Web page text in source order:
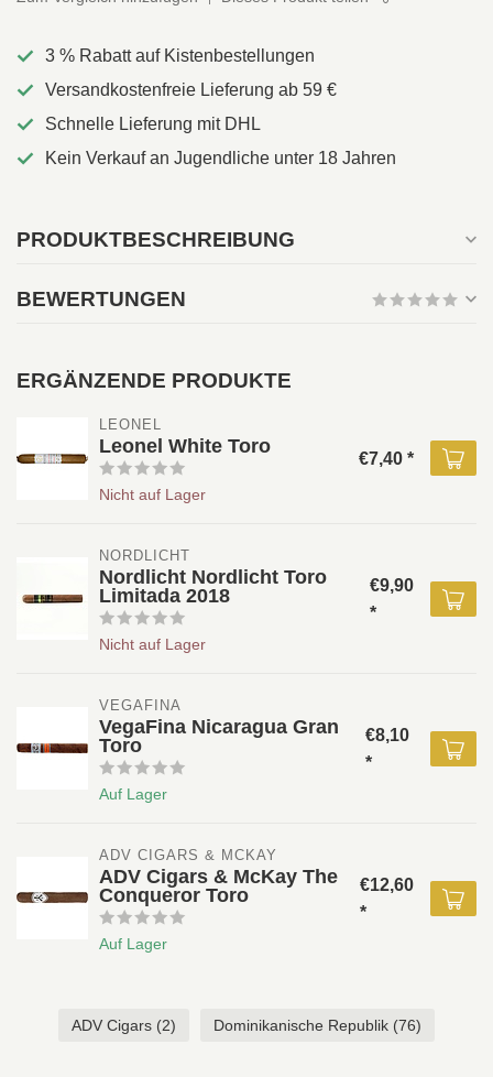
3 % Rabatt auf Kistenbestellungen
Versandkostenfreie Lieferung ab 59 €
Schnelle Lieferung mit DHL
Kein Verkauf an Jugendliche unter 18 Jahren
PRODUKTBESCHREIBUNG
BEWERTUNGEN
ERGÄNZENDE PRODUKTE
LEONEL
Leonel White Toro
Nicht auf Lager
€7,40 *
NORDLICHT
Nordlicht Nordlicht Toro
Limitada 2018
Nicht auf Lager
€9,90
*
VEGAFINA
VegaFina Nicaragua Gran
Toro
Auf Lager
€8,10
*
ADV CIGARS & MCKAY
ADV Cigars & McKay The
Conqueror Toro
Auf Lager
€12,60
*
ADV Cigars (2) Dominikanische Republik (76)